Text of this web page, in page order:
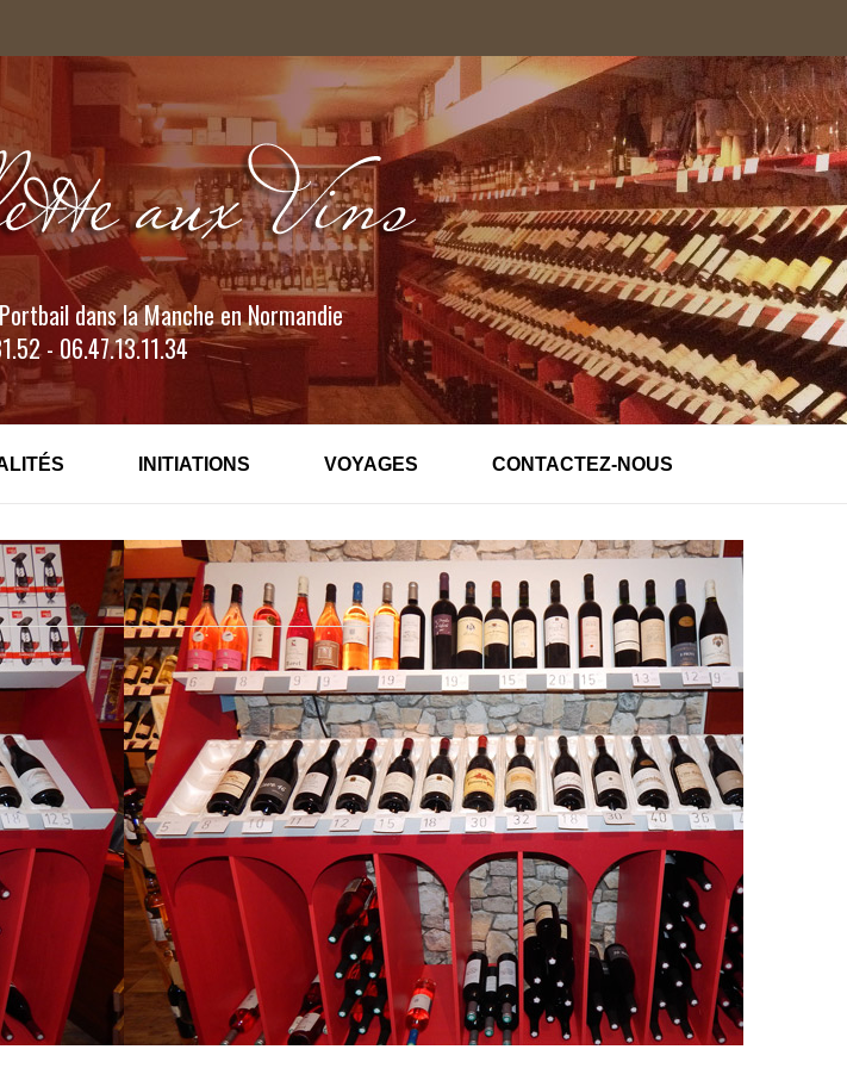
dans la Manche en Normandie
- 06.47.13.11.34
INITIATIONS VOYAGES CONTACTEZ-NOUS